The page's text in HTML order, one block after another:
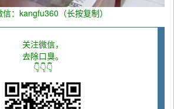
：kangfu360（长按复制）
关注微信，
去除口臭。
👇👇👇